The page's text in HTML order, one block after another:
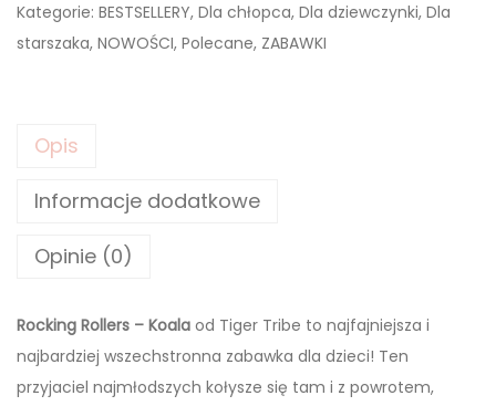
Kategorie: BESTSELLERY, Dla chłopca, Dla dziewczynki, Dla
starszaka, NOWOŚCI, Polecane, ZABAWKI
Opis
Informacje dodatkowe
Opinie (0)
Rocking Rollers – Koala od Tiger Tribe to najfajniejsza i
najbardziej wszechstronna zabawka dla dzieci! Ten
przyjaciel najmłodszych kołysze się tam i z powrotem,